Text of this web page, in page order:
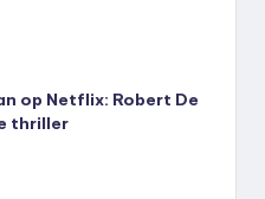
op Netflix: Robert De
thriller